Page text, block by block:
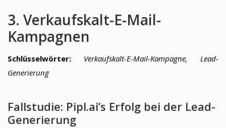
3. Verkaufskalt-E-Mail-
Kampagnen
Schlüsselwörter:
Verkaufskalt-E-Mail-Kampagne, Lead-
Generierung
Fallstudie: Pipl.ai’s Erfolg bei der Lead-
Generierung